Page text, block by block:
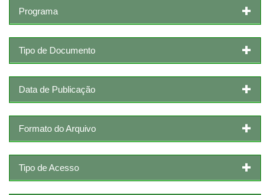
Programa
Tipo de Documento
Data de Publicação
Formato do Arquivo
Tipo de Acesso